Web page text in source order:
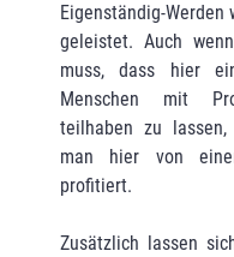
Eigenständig-
geleistet. Auch
muss, dass hier
Menschen mit
teilhaben zu
man hier von
profitiert.
Zusätzlich lassen